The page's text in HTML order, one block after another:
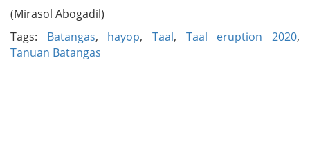
(Mirasol Abogadil)
Tags: Batangas, hayop,Taal, Taal eruption 2020,
Tanuan Batangas